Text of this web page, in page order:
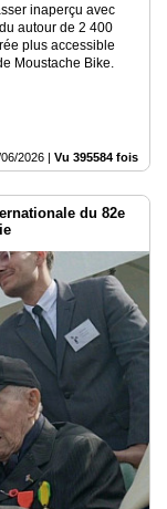
inaperçu avec
autour de 2 400
plus accessible
Moustache Bike.
2026 | Vu 395584 fois
du 82e